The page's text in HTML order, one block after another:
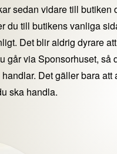
sedan vidare till butiken
du till butikens vanliga
Det blir aldrig dyrare
går via Sponsorhuset, så
Det gäller bara att
ska handla.